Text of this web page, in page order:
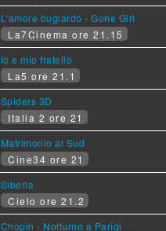
L'amore bugiardo - Gone Girl
La7Cinema ore 21.15
Io e mio fratello
La5 ore 21.1
Spiders 3D
Italia 2 ore 21
Matrimonio al Sud
Cine34 ore 21
Siberia
Cielo ore 21.2
Chopin - Notturno a Parigi